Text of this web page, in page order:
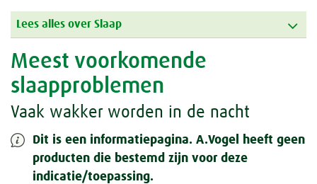
Lees alles over Slaap
Meest voorkomende
slaapproblemen
Vaak wakker worden in de nacht
Dit is een informatiepagina. A.Vogel heeft geen
producten die bestemd zijn voor deze
indicatie/toepassing.